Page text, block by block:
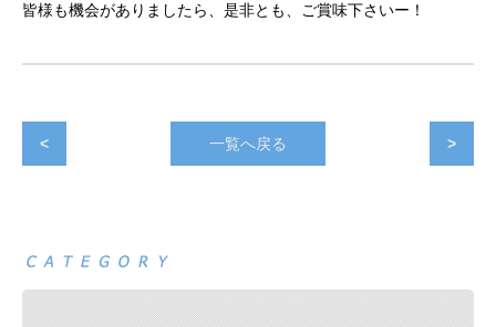
皆様も機会がありましたら、是非とも、ご賞味下さいー！
< 一覧へ戻る >